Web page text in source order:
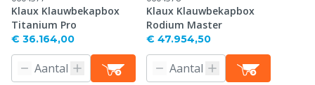
Klaux Klauwbekapbox
Titanium Pro
€ 36.164,00
Klaux Klauwbekapbox
Rodium Master
€ 47.954,50